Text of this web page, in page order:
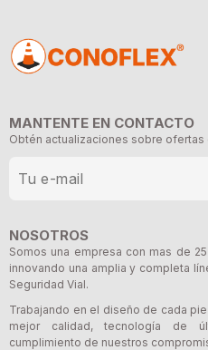
MANTENTE EN CONTACTO
Obtén actualizaciones sobre ofertas
NOSOTROS
Somos una empresa con mas de
innovando una amplia y completa
Seguridad Vial.
Trabajando en el diseño de cada
mejor calidad, tecnología de
cumplimiento de nuestros